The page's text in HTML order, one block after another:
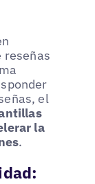
reseñas
el
la
.